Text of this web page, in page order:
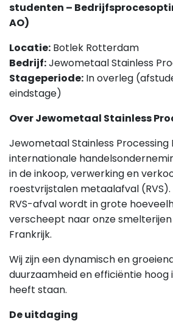
studenten –
AO)
Locatie: Botlek Rotterdam
Bedrijf:Jewometaal Stainless
Stageperiode: In overleg
eindstage)
Over Jewometaal Stainless
Jewometaal Stainless Processing
internationale
in de inkoop, verwerking en
roestvrijstalen metaalafval
RVS-afval wordt in grote
verscheept naar onze smelterijen
Frankrijk.
Wij zijn een dynamisch en
duurzaamheid en efficiëntie hoog
heeft staan.
De uitdaging